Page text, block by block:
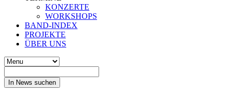
KONZERTE
WORKSHOPS
BAND-INDEX
PROJEKTE
ÜBER UNS
In News suchen